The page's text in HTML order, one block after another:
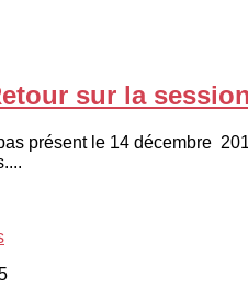
sur la
présent le 14 décembre